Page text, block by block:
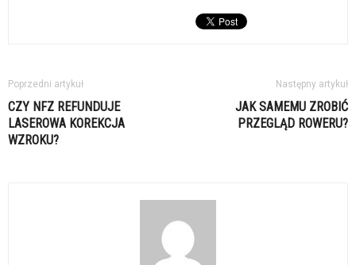
Poprzedni artykuł
CZY NFZ REFUNDUJE
LASEROWA KOREKCJA
WZROKU?
Następny artykuł
JAK SAMEMU ZROBIĆ
PRZEGLĄD ROWERU?